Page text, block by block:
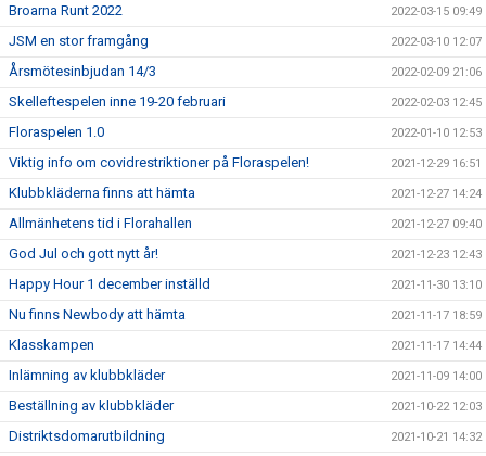
Broarna Runt 2022 2022-03-15 09:49
JSM en stor framgång 2022-03-10 12:07
Årsmötesinbjudan 14/3 2022-02-09 21:06
Skelleftespelen inne 19-20 februari 2022-02-03 12:45
Floraspelen 1.0 2022-01-10 12:53
Viktig info om covidrestriktioner på Floraspelen! 2021-12-29 16:51
Klubbkläderna finns att hämta 2021-12-27 14:24
Allmänhetens tid i Florahallen 2021-12-27 09:40
God Jul och gott nytt år! 2021-12-23 12:43
Happy Hour 1 december inställd 2021-11-30 13:10
Nu finns Newbody att hämta 2021-11-17 18:59
Klasskampen 2021-11-17 14:44
Inlämning av klubbkläder 2021-11-09 14:00
Beställning av klubbkläder 2021-10-22 12:03
Distriktsdomarutbildning 2021-10-21 14:32